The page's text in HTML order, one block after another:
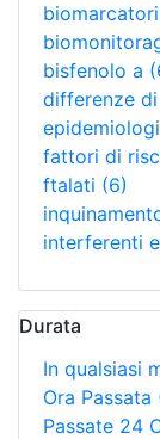
biomarcatori
bisfenolo a
differenze
fattori di
ftalati (6)
interferenti
Durata
In qualsiasi
Ora Passata
Passate 24